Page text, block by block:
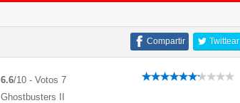
Twittear
Compartir
6.6/10 - Votos 7
Ghostbusters II